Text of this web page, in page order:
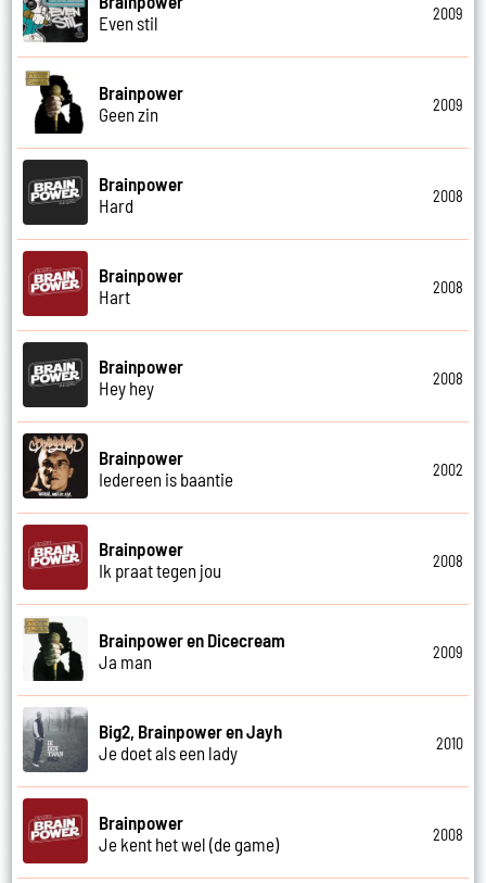
Even stil
2009
Brainpower
Geen zin
2009
Brainpower
Hard
2008
Brainpower
Hart
2008
Brainpower
Hey hey
2008
Brainpower
Iedereen is baantie
2002
Brainpower
Ik praat tegen jou
2008
Brainpower en Dicecream
Ja man
2009
Big2, Brainpower en Jayh
Je doet als een lady
2010
Brainpower
Je kent het wel (de game)
2008